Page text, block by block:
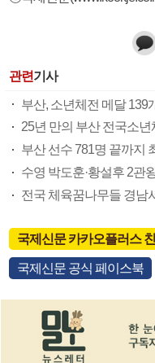
관련기사
부산, 소년체전 메달 139
25년 만의 부산 전국소년
부산 선수 781명 끝까지
수영 박도훈·황설후 2관
전국 체육꿈나무들 경남
국제신문 카카오플러스
국제신문 공식 페이스북